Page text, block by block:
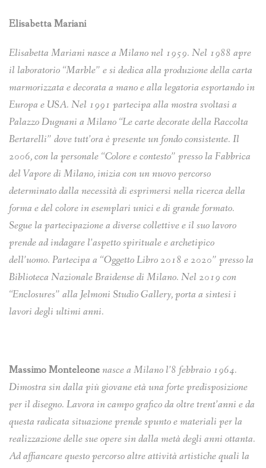
Elisabetta Mariani
Elisabetta Mariani nasce a Milano nel 1959. Nel 1988 apre
il laboratorio “Marble” e si dedica alla produzione della carta
marmorizzata edecorata a mano e alla legatoria esportando in
Europa e USA. Nel 1991 partecipa alla mostra svoltasi a
Palazzo Dugnani a Milano “Le carte decorate della Raccolta
Bertarelli” dove tutt’ora è presente un fondo consistente. Il
2006, con la personale “Colore e contesto” presso la Fabbrica
del Vapore di Milano, inizia conun nuovo percorso
determinato dalla necessità di esprimersi nella ricerca della
forma e del colore inesemplari unici e di grande formato.
Segue la partecipazione a diverse collettive e il suo lavoro
prendead indagare l’aspetto spirituale e archetipico
dell’uomo. Partecipa a “Oggetto Libro 2018 e 2020” presso la
Biblioteca Nazionale Braidense di Milano. Nel 2019 con
“Enclosures” alla Jelmoni Studio Gallery, porta a sintesi i
lavori degli ultimi anni.
Massimo Monteleonenasce a Milano l’8 febbraio 1964.
Dimostra sin dalla più giovane età una forte predisposizione
per il disegno. Lavora in campo grafico da oltre trent’anni e da
questa radicata situazione prende spunto e materiali per la
realizzazione delle sue opere sin dalla metà degli anni ottanta.
Ad affiancare questo percorso altre attività artistiche quali la